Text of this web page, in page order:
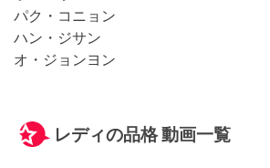
パク・コニョン
ハン・ジサン
オ・ジョンヨン
レディの品格 動画一覧